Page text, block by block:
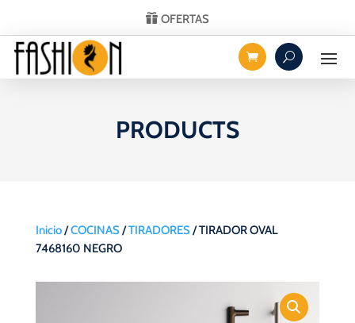
OFERTAS
PRODUCTS
Inicio/COCINAS/TIRADORES/ TIRADOR OVAL
7468160 NEGRO